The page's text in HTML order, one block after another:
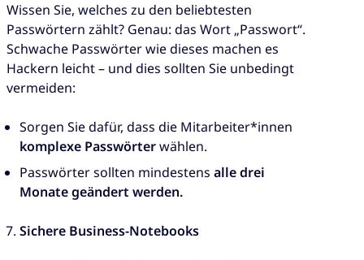
Wissen Sie, welches zu den beliebtesten
Passwörtern zählt? Genau: das Wort „Passwort“.
Schwache Passwörter wie dieses machen es
Hackern leicht – und dies sollten Sie unbedingt
vermeiden:
Sorgen Sie dafür, dass die Mitarbeiter*innen
komplexe Passwörterwählen.
Passwörter sollten mindestens alle drei
Monate geändert werden.
Sichere Business-Notebooks